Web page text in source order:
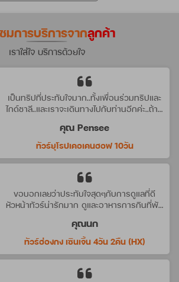
มการบริการจากลูกค้า
เราใส่ใจ บริการด้วยใจ
เป็นทริปที่ประทับใจมาก..ทั้งเพื่อนร่วมทริปและ
ไกด์ชาลี..และเราจะเดินทางไปกับท่านอีกค่ะ..ถ้ามี
คุณ Pensee
ทัวร์ยุโรปเคอเคนฮอฟ 10วัน
ขอบอกเลยว่าประทับใจสุดๆกับการดูแลที่ดี
หัวหน้าทัวร์น่ารักมาก ดูและอาหารการกินที่พัก
บริษัทนี้อีกค่ะ
คุณนก
ทัวร์ฮ่องกง เซินเจิ้น 4วัน 2คืน (HX)